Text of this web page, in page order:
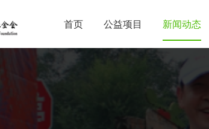
首页 公益项目 新闻动态